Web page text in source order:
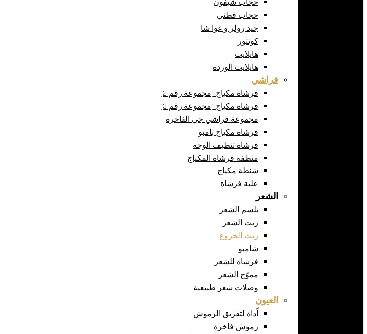
حجاب شيفون
حجاب قطني
جيد رولر و غوا شا
كونتور
هايلايت
هايلايت الوردة
فراشي
فرشاة مكياج (مجموعة رقم 2)
فرشاة مكياج (مجموعة رقم 3)
مجموعة فراشي جي الفاخرة
فرشاة مكياج بامبو
فرشاة تنظيف الوجه
منظفة فرشاة المكياج
شنطة مكياج
علبة فرشاة
الشعر
بلسم الشعر
زيت الشعر
زيت الخروع
شامبو
فرشاة للشعر
مموّج الشعر
وصلات شعر طبيعية
العيون
اّداة لتفريق الرموش
رموش فاخرة